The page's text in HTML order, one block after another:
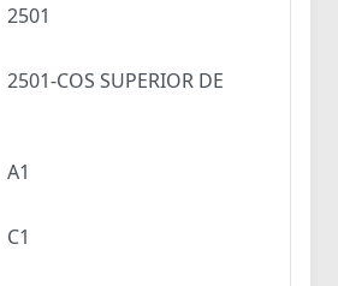
2501
2501-COS SUPERIOR DE
A1
C1